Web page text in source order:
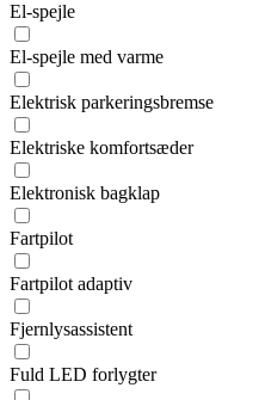
El-spejle
El-spejle med varme
Elektrisk parkeringsbremse
Elektriske komfortsæder
Elektronisk bagklap
Fartpilot
Fartpilot adaptiv
Fjernlysassistent
Fuld LED forlygter